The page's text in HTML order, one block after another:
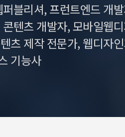
블리셔, 프런트엔드 개
텐츠 개발자, 모바일웹
츠 제작 전문가, 웹디자
기능사